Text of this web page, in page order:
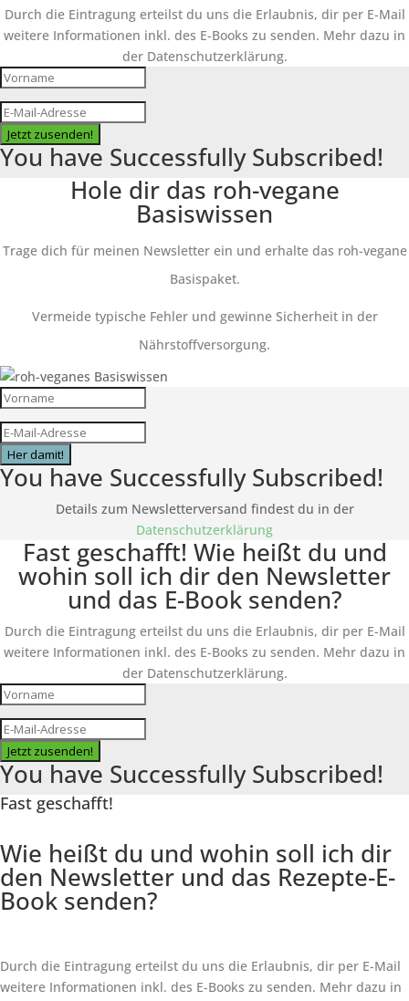
Durch die Eintragung erteilst du uns die Erlaubnis, dir per E-Mail
weitere Informationen inkl. des E-Books zu senden. Mehr dazu in
der Datenschutzerklärung.
Jetzt zusenden!
You have Successfully Subscribed!
Hole dir das roh-vegane
Basiswissen
Trage dich für meinen Newsletter ein und erhalte das roh-vegane
Basispaket.
Vermeide typische Fehler und gewinne Sicherheit in der
Nährstoffversorgung.
Her damit!
You have Successfully Subscribed!
Details zum Newsletterversand findest du in der
Datenschutzerklärung
Fast geschafft! Wie heißt du und
wohin soll ich dir den Newsletter
und das E-Book senden?
Durch die Eintragung erteilst du uns die Erlaubnis, dir per E-Mail
weitere Informationen inkl. des E-Books zu senden. Mehr dazu in
der Datenschutzerklärung.
Jetzt zusenden!
You have Successfully Subscribed!
Fast geschafft!
Wie heißt du und wohin soll ich dir
den Newsletter und das Rezepte-E-
Book senden?
Durch die Eintragung erteilst du uns die Erlaubnis, dir per E-Mail
weitere Informationen inkl. des E-Books zu senden. Mehr dazu in